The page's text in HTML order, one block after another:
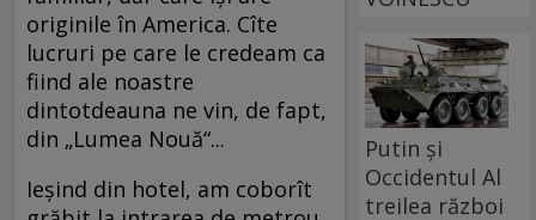
originile în America. Cîte
lucruri pe care le credeam ca
fiind ale noastre
dintotdeauna ne vin, de fapt,
din „Lumea Nouă“...
Ieșind din hotel, am coborît
Putin și
Occidentul Al
treilea război